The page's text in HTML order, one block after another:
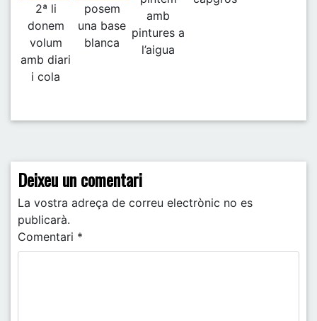
2ª li
donem
volum
amb diari
i cola
posem
una base
blanca
amb
pintures a
l’aigua
Deixeu un comentari
La vostra adreça de correu electrònic no es
publicarà.
Comentari *